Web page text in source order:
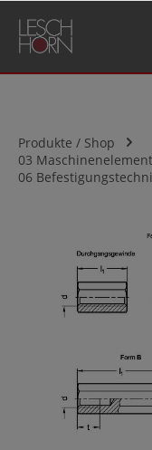
springen
Produkte / Shop
03
06
Bildergalerie